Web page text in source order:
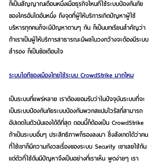
ก็เป็นสัญญาณเตือนหนึ่งเมื่อธุรกิจไหนที่ใช้ระบบป้องกันภัย
ของใครอันใดอันหนึ่ง ถึงจุดที่ผู้ให้บริการเกิดปัญหาผู้ใช้
บริหารทุกคนก็จะมีปัญหาตามๆ กัน ก็เป็นบทเรียนสำคัญว่า
ถ้าเราเป็นผู้ให้บริการสาธารณะมีผลในวงกว้างจะต้องมีระบบ
สำรอง ก็เป็นข้อเตือนใจ
ระบบไอทีของเมืองไทยใช้ระบบ CrowdStrike มากไหม
เป็นระบบที่แพร่หลาย เราต้องยอมรับว่าในปัจจุบันระบบที่จะ
เป็นระบบป้องกันภัยระบบป้องกันพวกสแปมไวรัสที่สามารถ
อัปเดตในตัวมันเองได้ดีที่สุด ตอนนี้ก็ต้องเป็น CrowdStrike
ถ้าเป็นระบบอื่นๆ ประสิทธิภาพก็รองลงมา ซึ่งสังเกตได้ว่าคน
ที่ใช้เขาก็มีความกังวลเรื่องของระบบ Security เขาเลยใช้กัน
แต่ตัวที่ใช้ดันมีปัญหาจึงเป็นอย่างที่เราเห็น พูดง่ายๆ เรา